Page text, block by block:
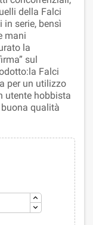
della Falci
in serie, bensì
mani
la
sul
Falci
per un utilizzo
utente hobbista
qualità